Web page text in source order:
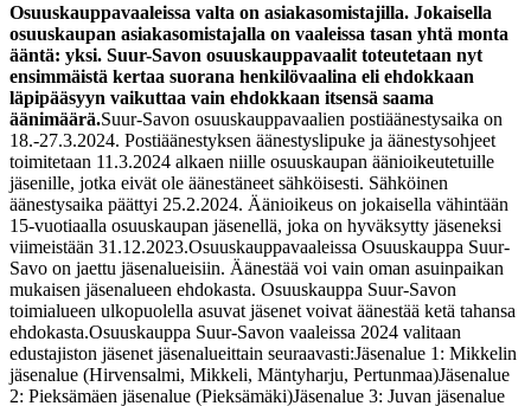
Osuuskauppavaaleissa valta on asiakasomistajilla. Jokaisella
osuuskaupan asiakasomistajalla on vaaleissa tasan yhtä monta
ääntä: yksi. Suur-Savon osuuskauppavaalit toteutetaan nyt
ensimmäistä kertaa suorana henkilövaalina eli ehdokkaan
läpipääsyyn vaikuttaa vain ehdokkaan itsensä saama
äänimäärä.Suur-Savon osuuskauppavaalien postiäänestysaika on
18.-27.3.2024. Postiäänestyksen äänestyslipuke ja äänestysohjeet
toimitetaan 11.3.2024 alkaen niille osuuskaupan äänioikeutetuille
jäsenille, jotka eivät ole äänestäneet sähköisesti. Sähköinen
äänestysaika päättyi 25.2.2024. Äänioikeus on jokaisella vähintään
15-vuotiaalla osuuskaupan jäsenellä, joka on hyväksytty jäseneksi
viimeistään 31.12.2023.Osuuskauppavaaleissa Osuuskauppa Suur-
Savo on jaettu jäsenalueisiin. Äänestää voi vain oman asuinpaikan
mukaisen jäsenalueen ehdokasta. Osuuskauppa Suur-Savon
toimialueen ulkopuolella asuvat jäsenet voivat äänestää ketä tahansa
ehdokasta.Osuuskauppa Suur-Savon vaaleissa 2024 valitaan
edustajiston jäsenet jäsenalueittain seuraavasti:Jäsenalue 1: Mikkelin
jäsenalue (Hirvensalmi, Mikkeli, Mäntyharju, Pertunmaa)Jäsenalue
2: Pieksämäen jäsenalue (Pieksämäki)Jäsenalue 3: Juvan jäsenalue